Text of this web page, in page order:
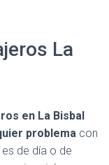
La
en La Bisbal
problema con
de día o de